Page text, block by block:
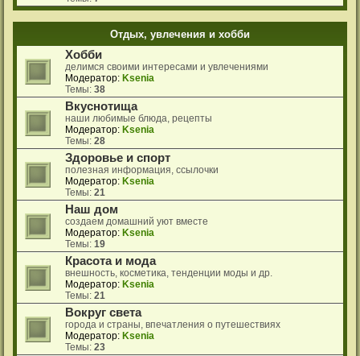
Отдых, увлечения и хобби
Хобби
делимся своими интересами и увлечениями
Модератор: Ksenia
Темы: 38
Вкуснотища
наши любимые блюда, рецепты
Модератор: Ksenia
Темы: 28
Здоровье и спорт
полезная информация, ссылочки
Модератор: Ksenia
Темы: 21
Наш дом
создаем домашний уют вместе
Модератор: Ksenia
Темы: 19
Красота и мода
внешность, косметика, тенденции моды и др.
Модератор: Ksenia
Темы: 21
Вокруг света
города и страны, впечатления о путешествиях
Модератор: Ksenia
Темы: 23